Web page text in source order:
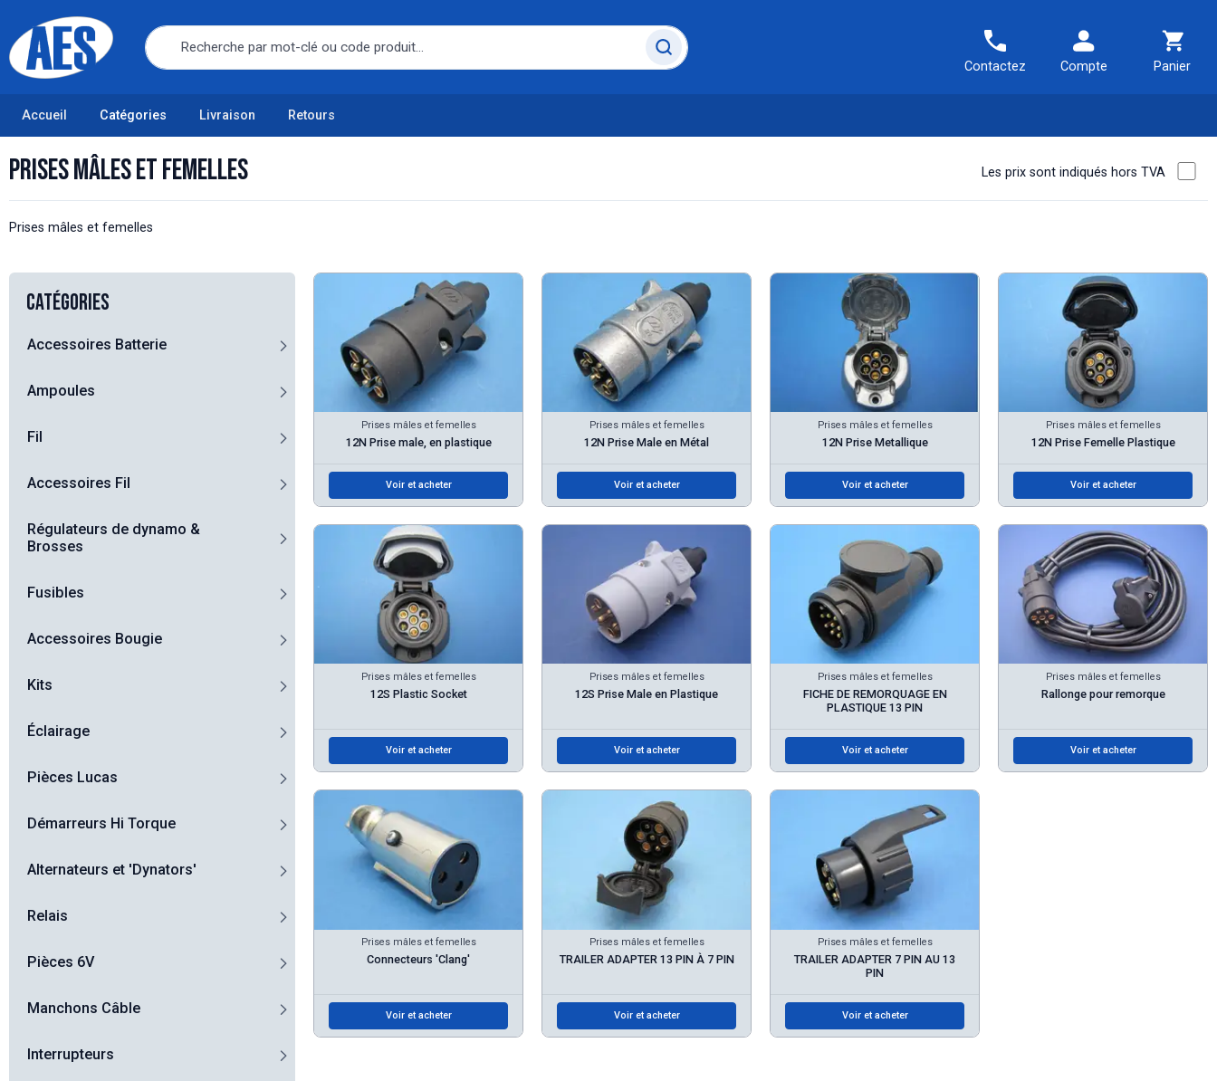
Contactez Compte Panier
Accueil Catégories Livraison Retours
Prises mâles et femelles Les prix sont indiqués hors TVA
Prises mâles et femelles
Catégories
Accessoires Batterie
Ampoules
Fil
Accessoires Fil
Régulateurs de dynamo &
Brosses
Fusibles
Accessoires Bougie
Kits
Éclairage
Pièces Lucas
Démarreurs Hi Torque
Alternateurs et 'Dynators'
Relais
Pièces 6V
Manchons Câble
Interrupteurs
Prises mâles et femelles
12N Prise male, en plastique
Voir et acheter
Prises mâles et femelles
12N Prise Male en Métal
Voir et acheter
Prises mâles et femelles
12N Prise Metallique
Voir et acheter
Prises mâles et femelles
12N Prise Femelle Plastique
Voir et acheter
Prises mâles et femelles
12S Plastic Socket
Voir et acheter
Prises mâles et femelles
12S Prise Male en Plastique
Voir et acheter
Prises mâles et femelles
FICHE DE REMORQUAGE EN
PLASTIQUE 13 PIN
Voir et acheter
Prises mâles et femelles
Rallonge pour remorque
Voir et acheter
Prises mâles et femelles
Connecteurs 'Clang'
Voir et acheter
Prises mâles et femelles
TRAILER ADAPTER 13 PIN À 7 PIN
Voir et acheter
Prises mâles et femelles
TRAILER ADAPTER 7 PIN AU 13
PIN
Voir et acheter